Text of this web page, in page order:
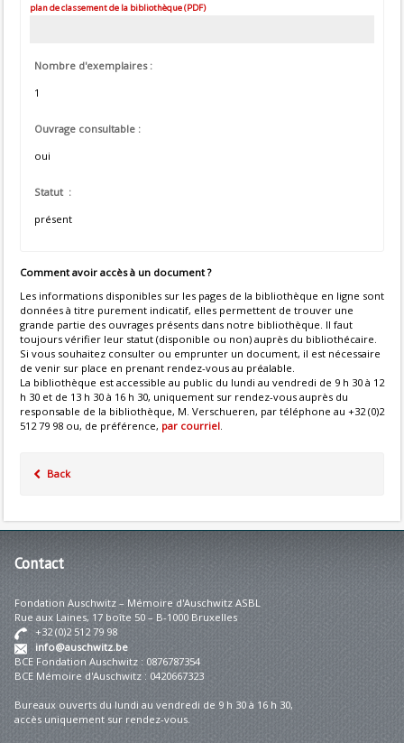
plan de classement de la bibliothèque (PDF)
Nombre d'exemplaires :
1
Ouvrage consultable :
oui
Statut :
présent
Comment avoir accès à un document ?
Les informations disponibles sur les pages de la bibliothèque en ligne sont
données à titre purement indicatif, elles permettent de trouver une
grande partie des ouvrages présents dans notre bibliothèque. Il faut
toujours vérifier leur statut (disponible ou non) auprès du bibliothécaire.
Si vous souhaitez consulter ou emprunter un document, il est nécessaire
de venir sur place en prenant rendez-vous au préalable.
La bibliothèque est accessible au public du lundi au vendredi de 9 h 30 à 12
h 30 et de 13 h 30 à 16 h 30, uniquement sur rendez-vous auprès du
responsable de la bibliothèque, M. Verschueren, par téléphone au +32 (0)2
512 79 98 ou, de préférence, par courriel.
Back
Contact
Fondation Auschwitz – Mémoire d'Auschwitz ASBL
Rue aux Laines, 17 boîte 50 – B-1000 Bruxelles
+32 (0)2 512 79 98
info@auschwitz.be
BCE Fondation Auschwitz : 0876787354
BCE Mémoire d'Auschwitz : 0420667323
Bureaux ouverts du lundi au vendredi de 9 h 30 à 16 h 30,
accès uniquement sur rendez-vous.